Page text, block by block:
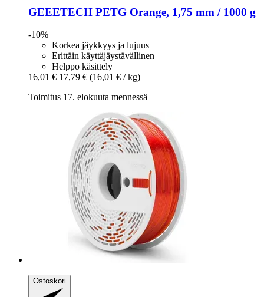
GEEETECH PETG Orange, 1,75 mm / 1000 g
-10%
Korkea jäykkyys ja lujuus
Erittäin käyttäjäystävällinen
Helppo käsittely
16,01 € 17,79 € (16,01 € / kg)
Toimitus 17. elokuuta mennessä
Ostoskori